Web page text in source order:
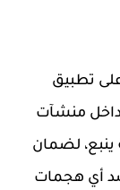
على تطبيق
داخل منشآت
ينبع، لضمان
أي هجمات